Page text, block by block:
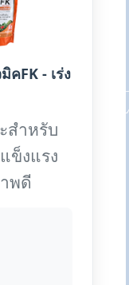
คFK - เร่ง
สำหรับ
ข็งแรง
พดี